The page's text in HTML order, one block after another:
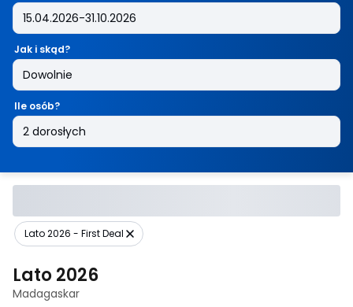
Jak i skąd?
Ile osób?
Lato 2026
Madagaskar
Lato 2026 - First Deal